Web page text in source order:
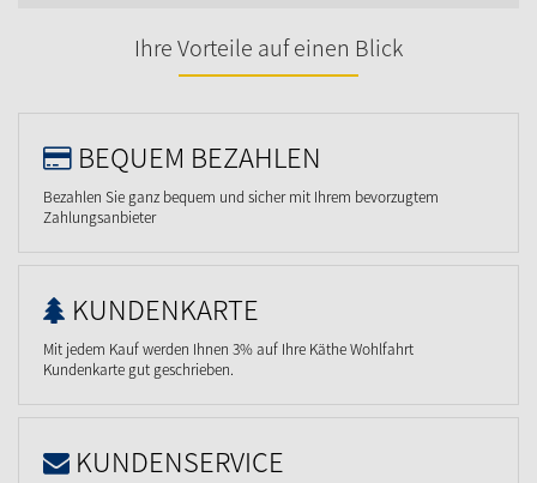
Ihre Vorteile auf einen Blick
BEQUEM BEZAHLEN
Bezahlen Sie ganz bequem und sicher mit Ihrem bevorzugtem
Zahlungsanbieter
KUNDENKARTE
Mit jedem Kauf werden Ihnen 3% auf Ihre Käthe Wohlfahrt
Kundenkarte gut geschrieben.
KUNDENSERVICE